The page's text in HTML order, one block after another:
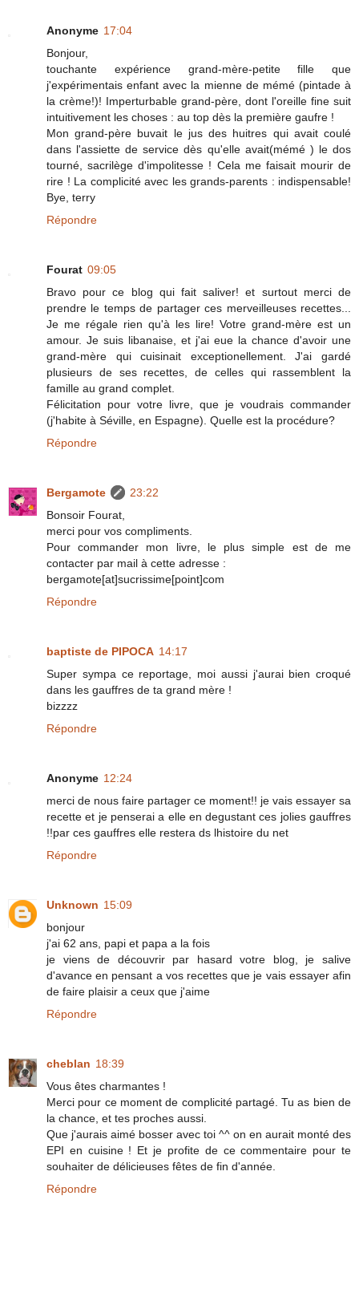
Anonyme 17:04
Bonjour,
touchante expérience grand-mère-petite fille que
j'expérimentais enfant avec la mienne de mémé (pintade à
la crème!)! Imperturbable grand-père, dont l'oreille fine suit
intuitivement les choses : au top dès la première gaufre !
Mon grand-père buvait le jus des huitres qui avait coulé
dans l'assiette de service dès qu'elle avait(mémé ) le dos
tourné, sacrilège d'impolitesse ! Cela me faisait mourir de
rire ! La complicité avec les grands-parents : indispensable!
Bye, terry
Répondre
Fourat 09:05
Bravo pour ce blog qui fait saliver! et surtout merci de
prendre le temps de partager ces merveilleuses recettes...
Je me régale rien qu'à les lire! Votre grand-mère est un
amour. Je suis libanaise, et j'ai eue la chance d'avoir une
grand-mère qui cuisinait exceptionellement. J'ai gardé
plusieurs de ses recettes, de celles qui rassemblent la
famille au grand complet.
Félicitation pour votre livre, que je voudrais commander
(j'habite à Séville, en Espagne). Quelle est la procédure?
Répondre
Bergamote
23:22
Bonsoir Fourat,
merci pour vos compliments.
Pour commander mon livre, le plus simple est de me
contacter par mail à cette adresse :
bergamote[at]sucrissime[point]com
Répondre
baptiste de PIPOCA 14:17
Super sympa ce reportage, moi aussi j'aurai bien croqué
dans les gauffres de ta grand mère !
bizzzz
Répondre
Anonyme 12:24
merci de nous faire partager ce moment!! je vais essayer sa
recette et je penserai a elle en degustant ces jolies gauffres
!!par ces gauffres elle restera ds lhistoire du net
Répondre
Unknown 15:09
bonjour
j'ai 62 ans, papi et papa a la fois
je viens de découvrir par hasard votre blog, je salive
d'avance en pensant a vos recettes que je vais essayer afin
de faire plaisir a ceux que j'aime
Répondre
cheblan 18:39
Vous êtes charmantes !
Merci pour ce moment de complicité partagé. Tu as bien de
la chance, et tes proches aussi.
Que j'aurais aimé bosser avec toi ^^ on en aurait monté des
EPI en cuisine ! Et je profite de ce commentaire pour te
souhaiter de délicieuses fêtes de fin d'année.
Répondre